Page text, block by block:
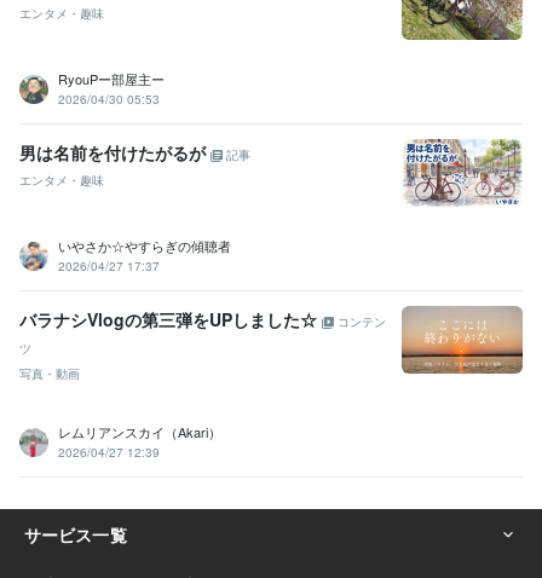
エンタメ・趣味
RyouPー部屋主ー
2026/04/30 05:53
男は名前を付けたがるが
記事
エンタメ・趣味
いやさか☆やすらぎの傾聴者
2026/04/27 17:37
バラナシVlogの第三弾をUPしました☆
コンテン
ツ
写真・動画
レムリアンスカイ（Akari）
2026/04/27 12:39